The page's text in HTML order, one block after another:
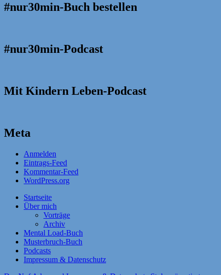
#nur30min-Buch bestellen
#nur30min-Podcast
Mit Kindern Leben-Podcast
Meta
Anmelden
Eintrags-Feed
Kommentar-Feed
WordPress.org
Startseite
Über mich
Vorträge
Archiv
Mental Load-Buch
Musterbruch-Buch
Podcasts
Impressum & Datenschutz